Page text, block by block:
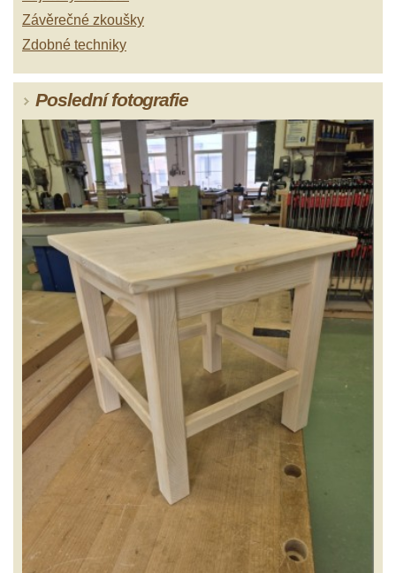
Závěrečné zkoušky
Zdobné techniky
Poslední fotografie